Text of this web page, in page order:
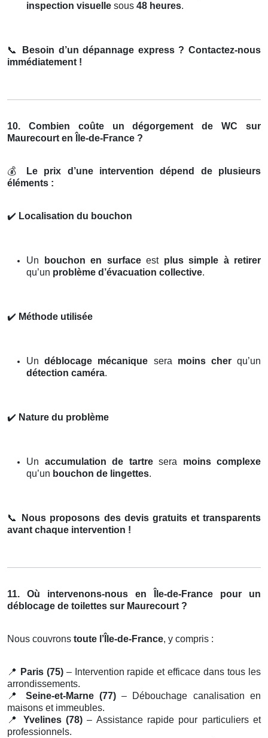
inspection visuelle sous 48 heures.
📞
Besoin d’un dépannage express ? Contactez-nous
immédiatement !
10. Combien coûte un dégorgement de WC sur
Maurecourt en Île-de-France ?
💰
Le prix d’une intervention dépend de plusieurs
éléments :
✔️ Localisation du bouchon
Un bouchon en surfaceest plus simple à retirer
qu’un problème d’évacuation collective.
✔️ Méthode utilisée
Undéblocage mécanique sera moins cherqu’un
détection caméra.
✔️ Nature du problème
Un accumulation de tartresera moins complexe
qu’un bouchon de lingettes.
📞
Nous proposons des devis gratuits et transparents
avant chaque intervention !
11. Où intervenons-nous en Île-de-France pour un
déblocage de toilettes sur Maurecourt ?
Nous couvrons toute l’Île-de-France, y compris :
📍 Paris (75)– Intervention rapide et efficace dans tous les
arrondissements.
📍
Seine-et-Marne (77)– Débouchage canalisation en
maisons et immeubles.
📍
Yvelines (78) – Assistance rapide pour particuliers et
professionnels.